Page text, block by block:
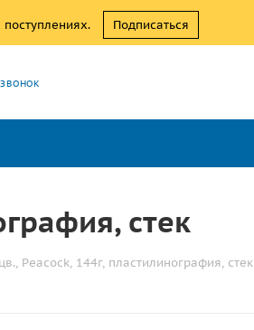
Подписаться
стек
Peacock, 144г, пластилинография, стек